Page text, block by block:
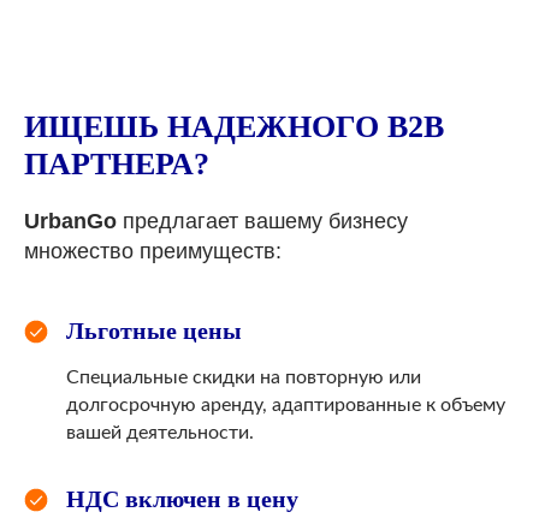
ИЩЕШЬ НАДЕЖНОГО B2B
ПАРТНЕРА?
UrbanGo предлагает вашему бизнесу
множество преимуществ:
Льготные цены
Специальные скидки на повторную или
долгосрочную аренду, адаптированные к объему
вашей деятельности.
НДС включен в цену